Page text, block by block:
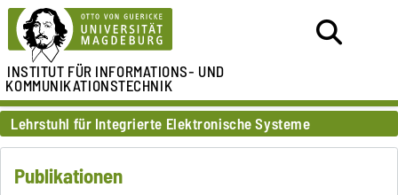
INSTITUT FÜRINFORMATIONS- UND
KOMMUNIKATIONSTECHNIK
Lehrstuhl für Integrierte Elektronische Systeme
Publikationen